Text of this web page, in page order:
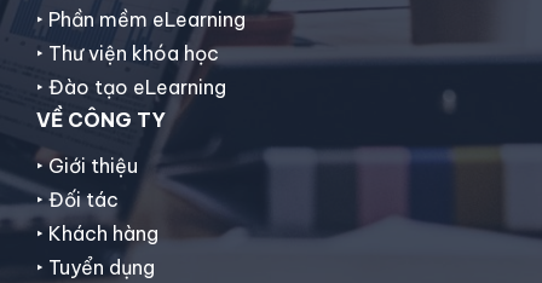
‣ Phần mềm eLearning
‣ Thư viện khóa học
‣ Đào tạo eLearning
VỀ CÔNG TY
‣ Giới thiệu
‣ Đối tác
‣ Khách hàng
‣ Tuyển dụng